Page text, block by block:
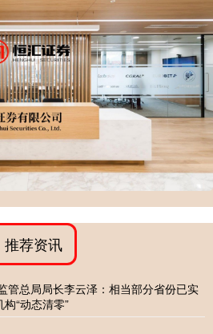
推荐资讯
管总局局长李云泽：相当部分省份已实
“动态清零”